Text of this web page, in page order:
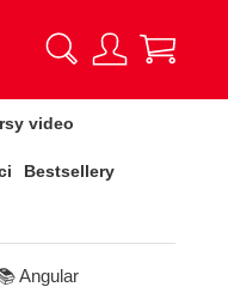
video
Bestsellery
Angular